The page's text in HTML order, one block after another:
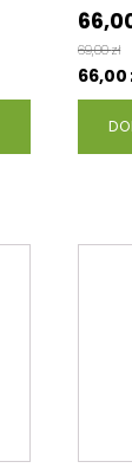
cena
69,00
69,00zł
66,00